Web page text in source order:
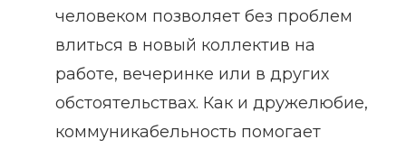
человеком позволяет без проблем
влиться в новый коллектив на
работе, вечеринке или в других
обстоятельствах. Как и дружелюбие,
коммуникабельность помогает